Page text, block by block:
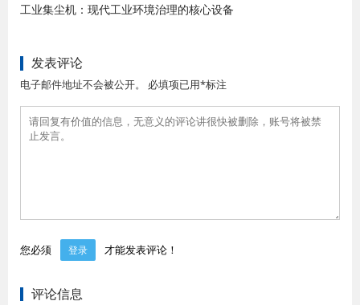
工业集尘机：现代工业环境治理的核心设备
发表评论
电子邮件地址不会被公开。 必填项已用*标注
您必须 登录 才能发表评论！
评论信息